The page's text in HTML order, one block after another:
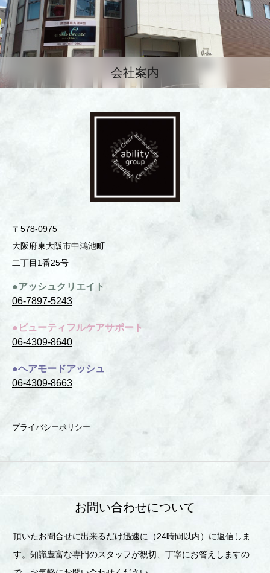
会社案内
〒578-0975
⼤阪府東⼤阪市中鴻池町
⼆丁⽬1番25号
●アッシュクリエイト
06-7897-5243
●ビューティフルケアサポート
06-4309-8640
●ヘアモードアッシュ
06-4309-8663
プライバシーポリシー
お問い合わせについて
頂いたお問合せに出来るだけ迅速に（24時間以内）に返信しま
す。知識豊富な専門のスタッフが親切、丁寧にお答えしますの